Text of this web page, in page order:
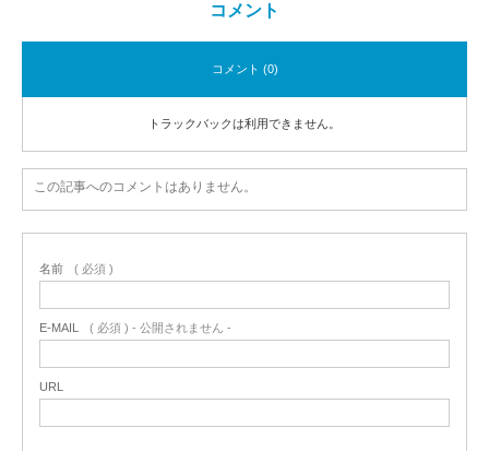
コメント
コメント (0)
トラックバックは利用できません。
この記事へのコメントはありません。
名前 ( 必須 )
E-MAIL ( 必須 ) - 公開されません -
URL